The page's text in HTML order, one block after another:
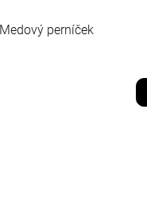
perníček